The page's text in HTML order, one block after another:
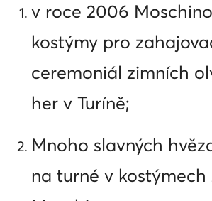
v roce 2006
kostýmy pro
ceremoniál zimních
her v Turíně;
Mnoho slavných
na turné v kostýmech